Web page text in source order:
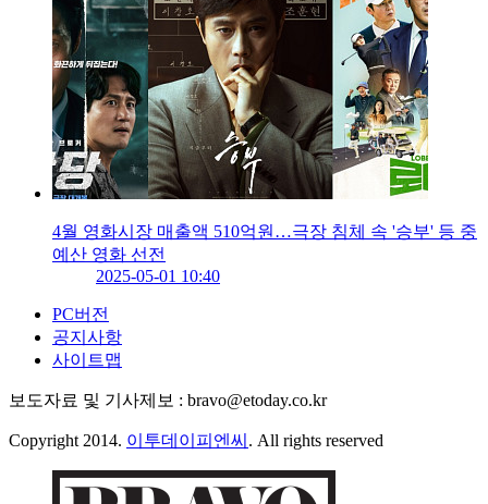
4월 영화시장 매출액 510억원…극장 침체 속 '승부' 등 중
예산 영화 선전
2025-05-01 10:40
PC버전
공지사항
사이트맵
보도자료 및 기사제보 : bravo@etoday.co.kr
Copyright 2014. 이투데이피엔씨 . All rights reserved